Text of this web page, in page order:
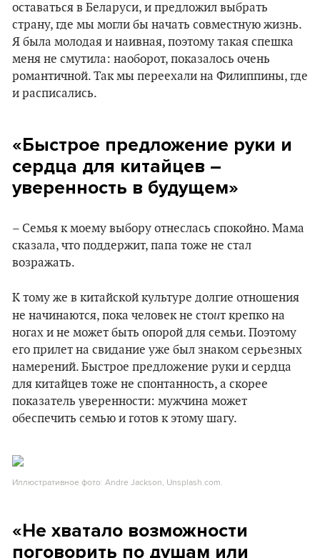
оставаться в Беларуси, и предложил выбрать
страну, где мы могли бы начать совместную жизнь.
Я была молодая и наивная, поэтому такая спешка
меня не смутила: наоборот, показалось очень
романтичной. Так мы переехали на Филиппины, где
и расписались.
«Быстрое предложение руки и
сердца для китайцев –
уверенность в будущем»
– Семья к моему выбору отнеслась спокойно. Мама
сказала, что поддержит, папа тоже не стал
возражать.
К тому же в китайской культуре долгие отношения
не начинаются, пока человек не стоит крепко на
ногах и не может быть опорой для семьи. Поэтому
его прилет на свидание уже был знаком серьезных
намерений. Быстрое предложение руки и сердца
для китайцев тоже не спонтанность, а скорее
показатель уверенности: мужчина может
обеспечить семью и готов к этому шагу.
Иллюстративное фото: Andre Jackson, Unsplash.com.
«Не хватало возможности
поговорить по душам или